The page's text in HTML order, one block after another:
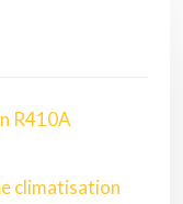
R410A
climatisation